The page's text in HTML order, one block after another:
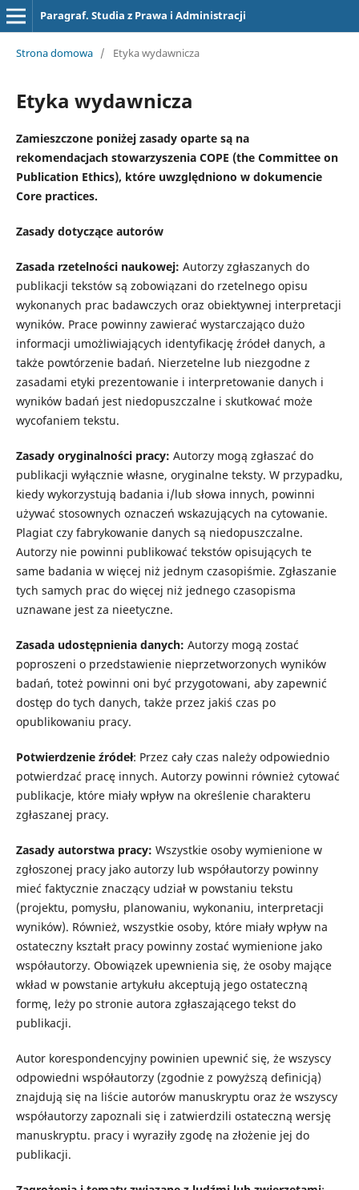
Paragraf. Studia z Prawa i Administracji
Strona domowa / Etyka wydawnicza
Etyka wydawnicza
Zamieszczone poniżej zasady oparte są na
rekomendacjach stowarzyszenia COPE (the Committee on
Publication Ethics), które uwzględniono w dokumencie
Core practices.
Zasady dotyczące autorów
Zasada rzetelności naukowej: Autorzy zgłaszanych do
publikacji tekstów są zobowiązani do rzetelnego opisu
wykonanych prac badawczych oraz obiektywnej interpretacji
wyników. Prace powinny zawierać wystarczająco dużo
informacji umożliwiających identyfikację źródeł danych, a
także powtórzenie badań. Nierzetelne lub niezgodne z
zasadami etyki prezentowanie i interpretowanie danych i
wyników badań jest niedopuszczalne i skutkować może
wycofaniem tekstu.
Zasady oryginalności pracy: Autorzy mogą zgłaszać do
publikacji wyłącznie własne, oryginalne teksty. W przypadku,
kiedy wykorzystują badania i/lub słowa innych, powinni
używać stosownych oznaczeń wskazujących na cytowanie.
Plagiat czy fabrykowanie danych są niedopuszczalne.
Autorzy nie powinni publikować tekstów opisujących te
same badania w więcej niż jednym czasopiśmie. Zgłaszanie
tych samych prac do więcej niż jednego czasopisma
uznawane jest za nieetyczne.
Zasada udostępnienia danych: Autorzy mogą zostać
poproszeni o przedstawienie nieprzetworzonych wyników
badań, toteż powinni oni być przygotowani, aby zapewnić
dostęp do tych danych, także przez jakiś czas po
opublikowaniu pracy.
Potwierdzenie źródeł: Przez cały czas należy odpowiednio
potwierdzać pracę innych. Autorzy powinni również cytować
publikacje, które miały wpływ na określenie charakteru
zgłaszanej pracy.
Zasady autorstwa pracy: Wszystkie osoby wymienione w
zgłoszonej pracy jako autorzy lub współautorzy powinny
mieć faktycznie znaczący udział w powstaniu tekstu
(projektu, pomysłu, planowaniu, wykonaniu, interpretacji
wyników). Również, wszystkie osoby, które miały wpływ na
ostateczny kształt pracy powinny zostać wymienione jako
współautorzy. Obowiązek upewnienia się, że osoby mające
wkład w powstanie artykułu akceptują jego ostateczną
formę, leży po stronie autora zgłaszającego tekst do
publikacji.
Autor korespondencyjny powinien upewnić się, że wszyscy
odpowiedni współautorzy (zgodnie z powyższą definicją)
znajdują się na liście autorów manuskryptu oraz że wszyscy
współautorzy zapoznali się i zatwierdzili ostateczną wersję
manuskryptu. pracy i wyraziły zgodę na złożenie jej do
publikacji.